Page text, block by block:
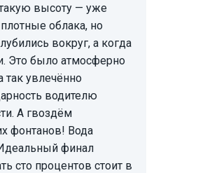
высоту — уже
облака, но
вокруг, а когда
Это было атмосферно
увлечённо
водителю
А гвоздём
фонтанов! Вода
финал
сто процентов стоит в